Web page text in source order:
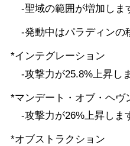
-聖域の範囲が増加しま
-発動中はパラディンの
*インテグレーション
-攻撃力が25.8%上昇し
*マンデート・オブ・ヘヴ
-攻撃力が26%上昇しま
*オブストラクション